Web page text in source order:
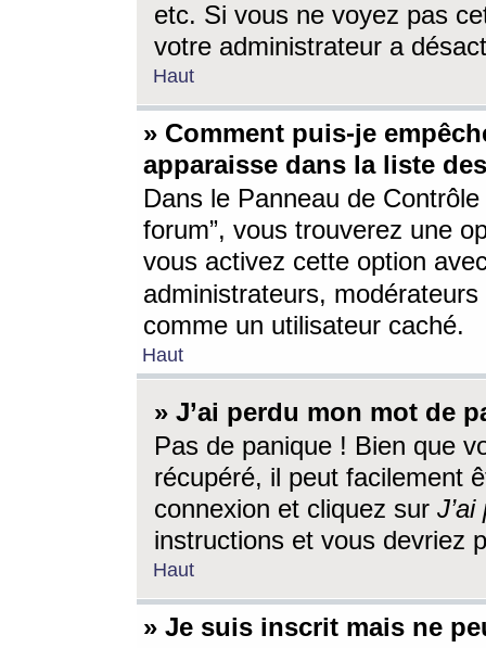
etc. Si vous ne voyez pas
votre administrateur a
Haut
» Comment puis-je
apparaisse dans la liste
Dans le Panneau de
forum”, vous trouverez une
vous activez cette option
administrateurs,
comme un utilisateur caché.
Haut
» J’ai perdu mon mot de
Pas de panique ! Bien que
récupéré, il peut facilement
connexion et cliquez sur
instructions et vous devriez
Haut
» Je suis inscrit mais ne